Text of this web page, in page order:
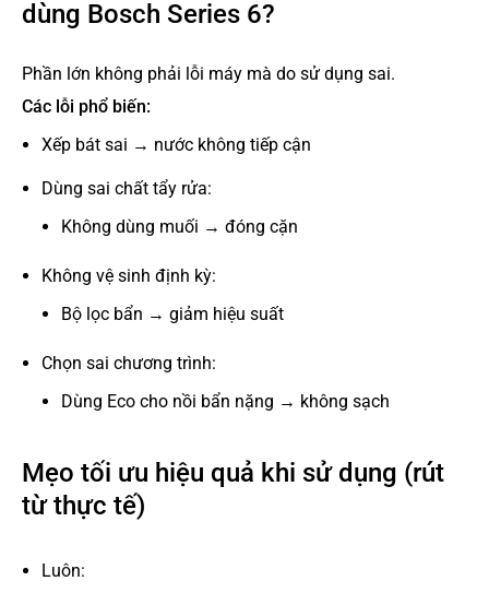
dùng Bosch Series 6?
Phần lớn không phải lỗi máy mà do sử dụng sai.
Các lỗi phổ biến:
Xếp bát sai → nước không tiếp cận
Dùng sai chất tẩy rửa:
Không dùng muối → đóng cặn
Không vệ sinh định kỳ:
Bộ lọc bẩn → giảm hiệu suất
Chọn sai chương trình:
Dùng Eco cho nồi bẩn nặng → không sạch
Mẹo tối ưu hiệu quả khi sử dụng (rút
từ thực tế)
Luôn: